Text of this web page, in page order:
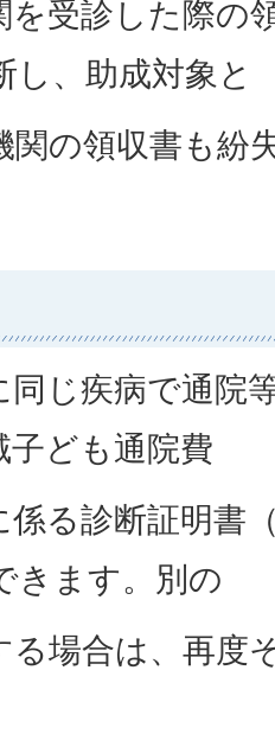
を受診した際の
、助成対象と
関の領収書も紛
同じ疾病で通院
子ども通院費
係る診断証明書
きます。別の
る場合は、再度